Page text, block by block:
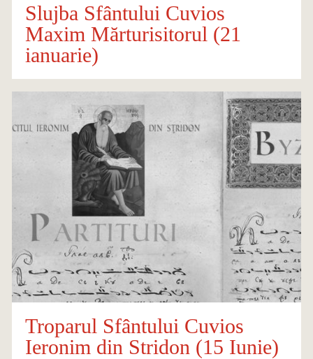
Slujba Sfântului Cuvios
Maxim Mărturisitorul (21
ianuarie)
Troparul Sfântului Cuvios
Ieronim din Stridon (15 Iunie)